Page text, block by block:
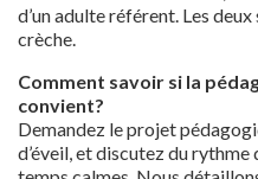
d’un adulte référent. Les
crèche.
Comment savoir si la
convient?
Demandez le projet
d’éveil, et discutez du rythme